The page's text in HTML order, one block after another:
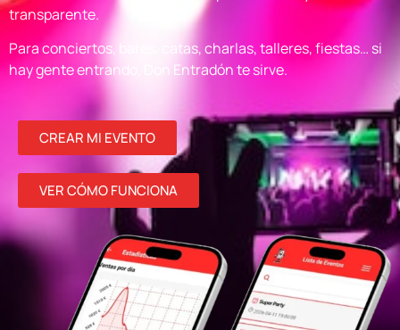
transparente.
Para conciertos, bares, catas, charlas, talleres, fiestas… si
hay gente entrando, Don Entradón te sirve.
CREAR MI EVENTO
VER CÓMO FUNCIONA